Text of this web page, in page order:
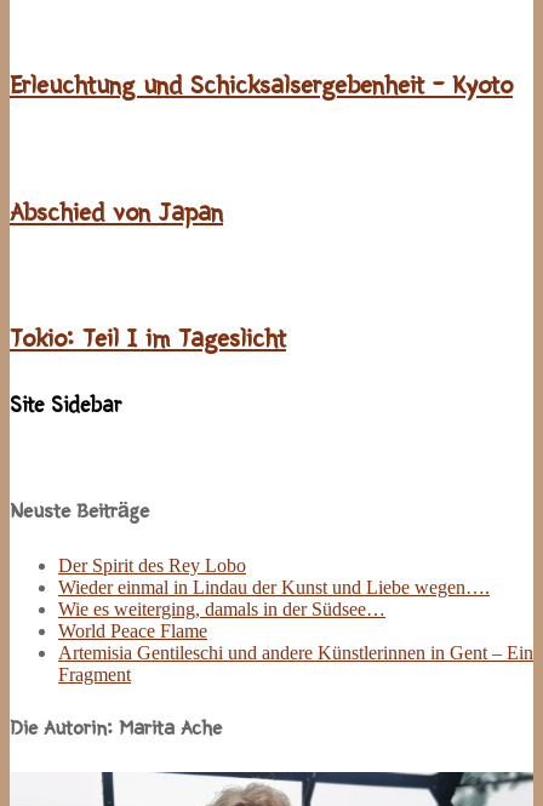
Erleuchtung und Schicksalsergebenheit – Kyoto
Abschied von Japan
Tokio: Teil I im Tageslicht
Site Sidebar
Neuste Beiträge
Der Spirit des Rey Lobo
Wieder einmal in Lindau der Kunst und Liebe wegen….
Wie es weiterging, damals in der Südsee…
World Peace Flame
Artemisia Gentileschi und andere Künstlerinnen in Gent – Ein
Fragment
Die Autorin: Marita Ache